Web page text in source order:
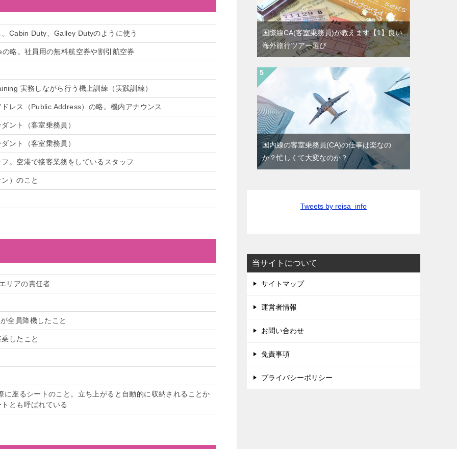
Cabin Duty、Galley Dutyのように使う
略。社員用の無料航空券や割引航空券
実務しながら行う機上訓練（実践訓練）
レス（Public Address）の略。機内アナウンス
ント（客室乗務員）
ント（客室乗務員）
。空港で接客業務をしているスタッフ
）のこと
リアの責任者
全員降機したこと
したこと
に座るシートのこと。立ち上がると自動的に収納されることか
とも呼ばれている
国際線CA(客室乗務員)が教えます【1】良い
海外旅行ツアー選び
国内線の客室乗務員(CA)の仕事は楽なの
か？忙しくて大変なのか？
Tweets by reisa_info
当サイトについて
サイトマップ
運営者情報
お問い合わせ
免責事項
プライバシーポリシー